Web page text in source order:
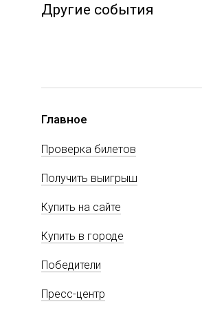
Другие события
Главное
Проверка билетов
Получить выигрыш
Купить на сайте
Купить в городе
Победители
Пресс-центр